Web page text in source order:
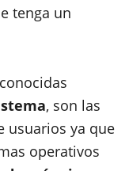
tenga un
, son las
usuarios ya que
operativos